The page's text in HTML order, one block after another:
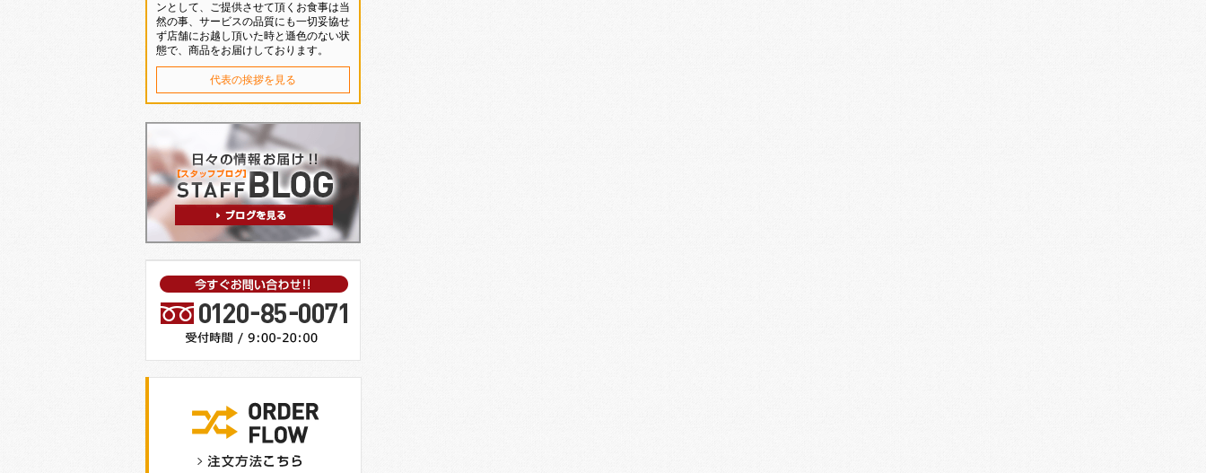
ンとして、ご提供させて頂くお食事は当
然の事、サービスの品質にも一切妥協せ
ず店舗にお越し頂いた時と遜色のない状
態で、商品をお届けしております。
代表の挨拶を見る